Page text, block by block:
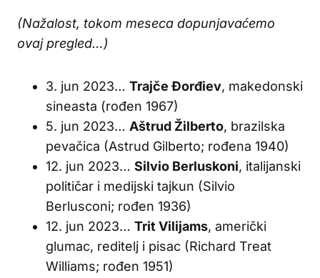
(Nažalost, tokom meseca dopunjavaćemo
ovaj pregled…)
3. jun 2023… Trajče Đorđiev, makedonski
sineasta (rođen 1967)
5. jun 2023… Aštrud Žilberto, brazilska
pevačica (Astrud Gilberto; rođena 1940)
12. jun 2023… Silvio Berluskoni, italijanski
političar i medijski tajkun (Silvio
Berlusconi; rođen 1936)
12. jun 2023… Trit Vilijams, američki
glumac, reditelj i pisac (Richard Treat
Williams; rođen 1951)